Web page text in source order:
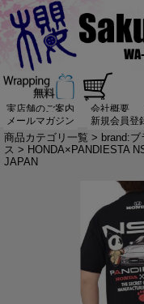
実店舗のご案内 会社概要
メールマガジン
新規会員登
商品カテゴリ一覧 > brand:ブ
ス > HONDA×PANDIESTA
JAPAN